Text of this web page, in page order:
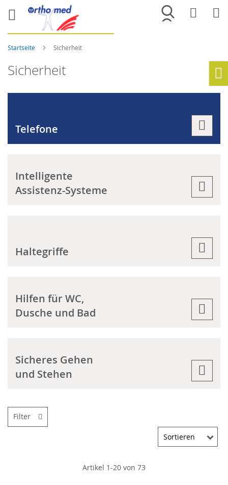
Merkliste
Startseite Sicherheit
Sicherheit
Telefone
Intelligente
Assistenz-Systeme
Haltegriffe
Hilfen für WC,
Dusche und Bad
Sicheres Gehen
und Stehen
Artikel 1-20 von 73
Filter